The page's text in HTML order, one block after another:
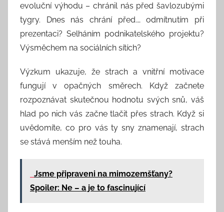
evoluční výhodu – chránil nás před šavlozubými
tygry. Dnes nás chrání před.… odmítnutím při
prezentaci? Selháním podnikatelského projektu?
Výsměchem na sociálních sítích?
Výzkum ukazuje, že strach a vnitřní motivace
fungují v opačných směrech. Když začnete
rozpoznávat skutečnou hodnotu svých snů, váš
hlad po nich vás začne tlačit přes strach. Když si
uvědomíte, co pro vás ty sny znamenají, strach
se stává menším než touha.
Jsme připraveni na mimozemšťany?
Spoiler: Ne – a je to fascinující